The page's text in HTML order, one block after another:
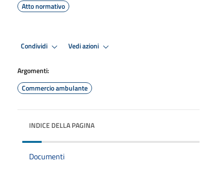
Atto normativo
Condividi Vedi azioni
Argomenti:
Commercio ambulante
INDICE DELLA PAGINA
Documenti